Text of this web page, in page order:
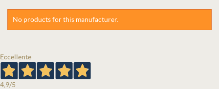
No products for this manufacturer.
Eccellente
4,9/5